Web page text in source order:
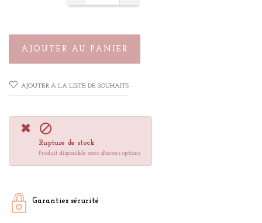
AJOUTER AU PANIER
AJOUTER À LA LISTE DE SOUHAITS

Rupture de stock
Produit disponible avec d'autres options
Garanties sécurité